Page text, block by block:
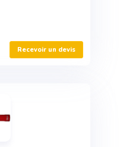
Recevoir un devis